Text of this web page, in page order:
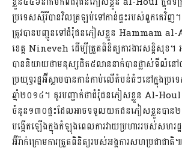
ប្រទេសស៊ីរីបានវិលត្រឡប់ទៅកាន់ផ្ទះរបស់ពួកគេវិញ
ត្រូវបានបញ្ជូនទៅជំរុំជនភៀសខ្លួន Hammam al-
ខេត្ត Nineveh ដើម្បីត្រួតពិនិត្យការងារសន្តិសុខ។
បាននិយាយថាមនុស្សជិត៥លាននាក់បានផ្លាស់ទីលំនៅ
ប្រយុទ្ធរដ្ឋអ៊ីស្លាមបានកាន់កាប់លើតំបន់ធំៗនៅក្នុងប្រ
ឆ្នាំ២០១៤។ គួរបញ្ជាក់ថាជំរុំជនភៀសខ្លួន Al-Houl អ
ចំនួន១៣០ផ្ទះដែលអាចទទួលយកជនភៀសខ្លួនបាន២
បង្កើតឡើងក្នុងកំឡុងពេលការវាយប្រហាររបស់សហរដ្
អ៊ីរ៉ាក់ក្រោមការត្រួតពិនិត្យរបស់អង្គការសហប្រជាជាតិ៕